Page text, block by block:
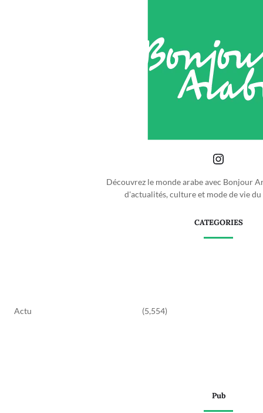
Découvrez le monde arabe avec Bonjour
d'actualités, culture et mode de vie du
CATEGORIES
Actu (5,554)
Pub